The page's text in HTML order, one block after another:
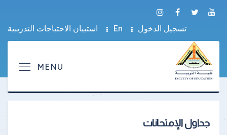
تسجيل الدخول En استبيان الاحتياجات التدريبية
جداول الإمتحانات